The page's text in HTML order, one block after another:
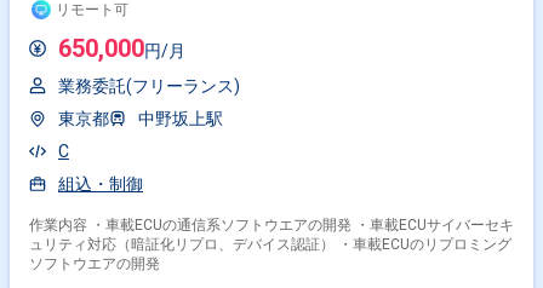
リモート可
650,000円/月
業務委託(フリーランス)
東京都
中野坂上駅
C
組込・制御
作業内容 ・車載ECUの通信系ソフトウエアの開発 ・車載ECUサイバーセキ
ュリティ対応（暗証化リプロ、デバイス認証） ・車載ECUのリプロミング
ソフトウエアの開発